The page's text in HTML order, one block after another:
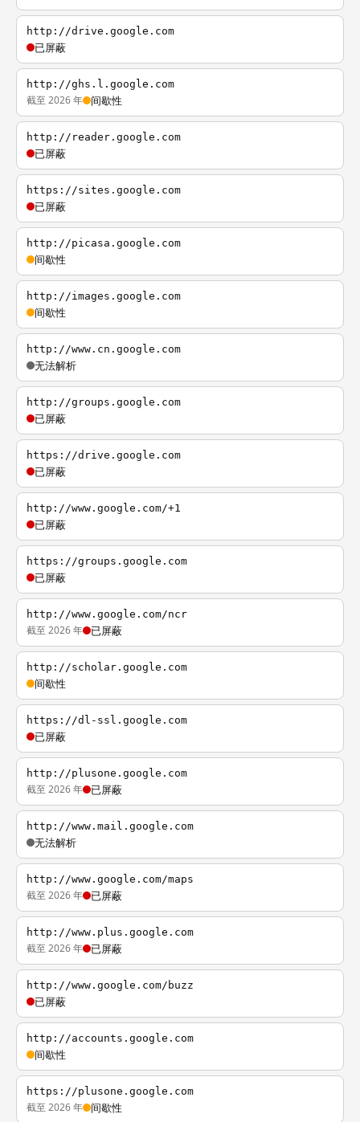
http://drive.google.com
已屏蔽
http://ghs.l.google.com
截至 2026 年 间歇性
http://reader.google.com
已屏蔽
https://sites.google.com
已屏蔽
http://picasa.google.com
间歇性
http://images.google.com
间歇性
http://www.cn.google.com
无法解析
http://groups.google.com
已屏蔽
https://drive.google.com
已屏蔽
http://www.google.com/+1
已屏蔽
https://groups.google.com
已屏蔽
http://www.google.com/ncr
截至 2026 年 已屏蔽
http://scholar.google.com
间歇性
https://dl-ssl.google.com
已屏蔽
http://plusone.google.com
截至 2026 年 已屏蔽
http://www.mail.google.com
无法解析
http://www.google.com/maps
截至 2026 年 已屏蔽
http://www.plus.google.com
截至 2026 年 已屏蔽
http://www.google.com/buzz
已屏蔽
http://accounts.google.com
间歇性
https://plusone.google.com
截至 2026 年 间歇性